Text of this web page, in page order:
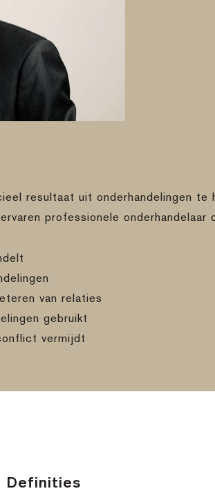
resultaat uit onderhandelingen te
professionele onderhandelaar
van relaties
gebruikt
vermijdt
Definities